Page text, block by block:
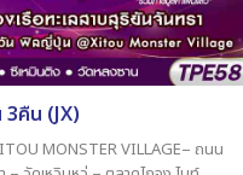
3คืน (JX)
MONSTER VILLAGE– ถนน